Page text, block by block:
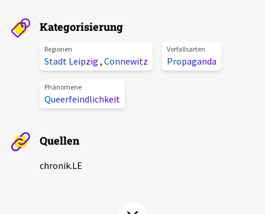
Veranstaltungen
Podcasts
Projektbeschreibung
Kontakt
Spenden
Kategorisierung
Regionen
Stadt Leipzig , Connewitz
Vorfallsarten
Propaganda
Phänomene
Queerfeindlichkeit
Quellen
chronik.LE